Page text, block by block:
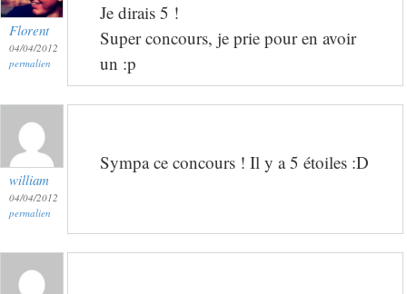
Florent
04/04/2012
permalien
Je dirais 5 !
Super concours, je prie pour en avoir
un :p
william
04/04/2012
permalien
Sympa ce concours ! Il y a 5 étoiles :D